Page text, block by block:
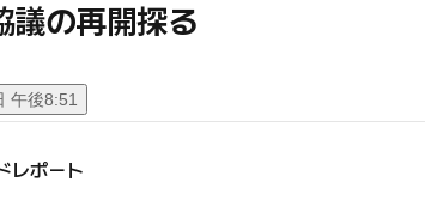
議の再開探る
午後8:51
レポート